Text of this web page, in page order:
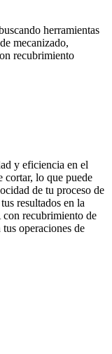
herramientas
mecanizado,
recubrimiento
y eficiencia en el
cortar, lo que puede
de tu proceso de
resultados en la
con recubrimiento de
operaciones de